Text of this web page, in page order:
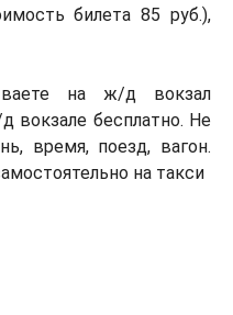
билета 85 руб.),
на ж/д вокзал
вокзале бесплатно. Не
время, поезд, вагон.
на такси